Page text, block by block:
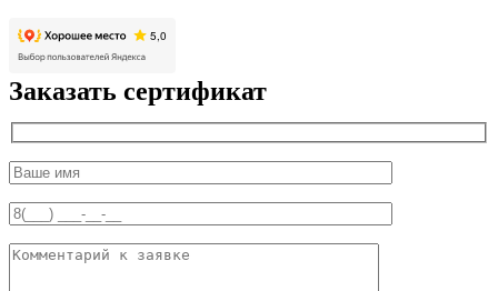
Заказать сертификат